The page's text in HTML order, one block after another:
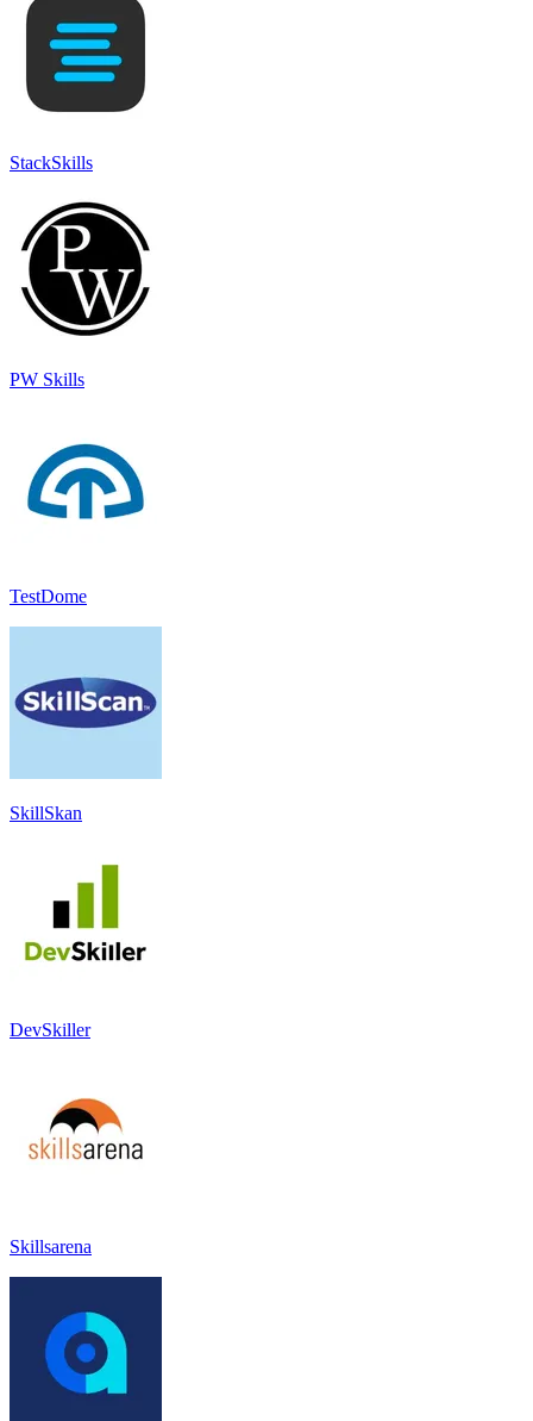
StackSkills
PW Skills
TestDome
SkillSkan
DevSkiller
Skillsarena